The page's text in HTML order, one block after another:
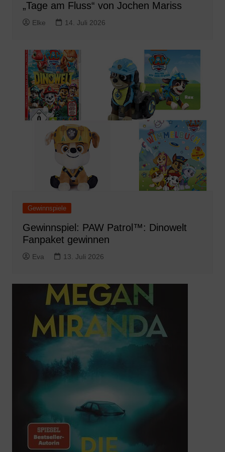
„Tage am Fluss“ von Jochen Mariss
Elke 14. Juli 2026
Gewinnspiele
Gewinnspiel: PAW Patrol™: Dinowelt
Fanpaket gewinnen
Eva 13. Juli 2026